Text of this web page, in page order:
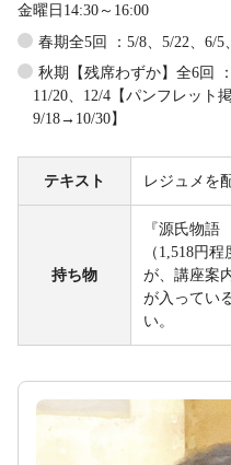
金曜日14:30～16:00
春期全5回 ：5/8、5/22、6/5
秋期【残席わずか】全6回
11/20、12/4【パンフレット
9/18→10/30】
テキスト レジュメを
持ち物
『源氏物
（1,518円
が、講座案
が入ってい
い。